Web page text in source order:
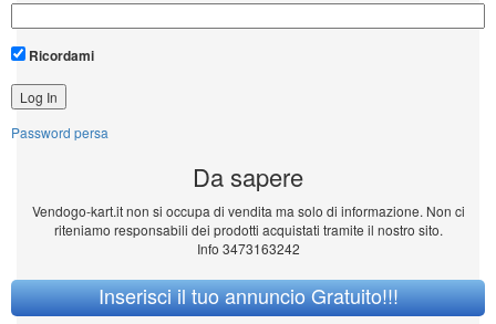
Ricordami
Password persa
Da sapere
Vendogo-kart.it non si occupa di vendita ma solo di informazione. Non ci
riteniamo responsabili dei prodotti acquistati tramite il nostro sito.
Info 3473163242
Inserisci il tuo annuncio Gratuito!!!